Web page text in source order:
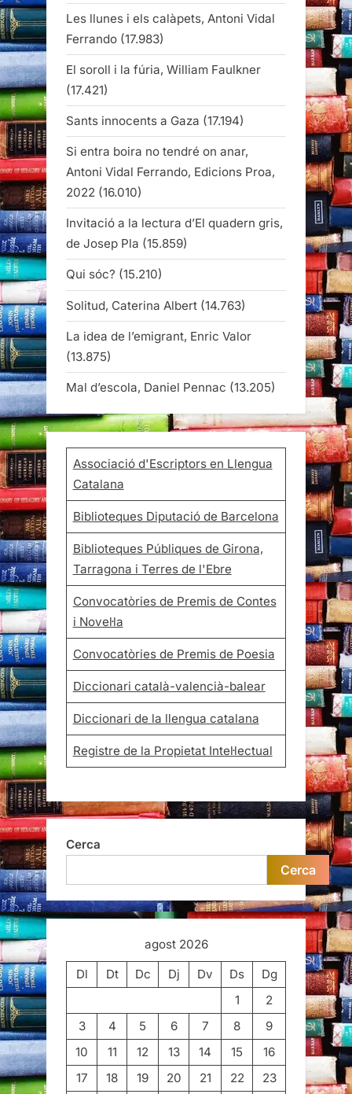
Les llunes i els calàpets, Antoni Vidal
Ferrando (17.983)
El soroll i la fúria, William Faulkner
(17.421)
Sants innocents a Gaza (17.194)
Si entra boira no tendré on anar,
Antoni Vidal Ferrando, Edicions Proa,
2022 (16.010)
Invitació a la lectura d’El quadern gris,
de Josep Pla (15.859)
Qui sóc? (15.210)
Solitud, Caterina Albert (14.763)
La idea de l’emigrant, Enric Valor
(13.875)
Mal d’escola, Daniel Pennac (13.205)
Associació d'Escriptors en Llengua
Catalana
Biblioteques Diputació de Barcelona
Biblioteques Públiques de Girona,
Tarragona i Terres de l'Ebre
Convocatòries de Premis de Contes
i Novel·la
Convocatòries de Premis de Poesia
Diccionari català-valencià-balear
Diccionari de la llengua catalana
Registre de la Propietat Intel·lectual
Cerca
Cerca
agost 2026
Dl
Dt Dc Dj Dv Ds
Dg
1
2
3
4 5 6 7 8
9
10
11 12 13 14 15
16
17
18 19 20 21 22 23